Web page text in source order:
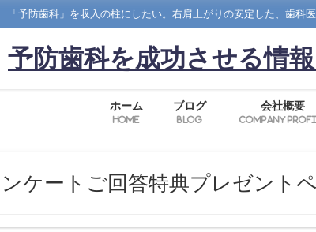
「予防歯科」を収入の柱にしたい。右肩上がりの安定した、歯科
予防歯科を成功させる情
ホーム
Home
ブログ
Blog
会社概要
Company
ケートご回答特典プレゼント